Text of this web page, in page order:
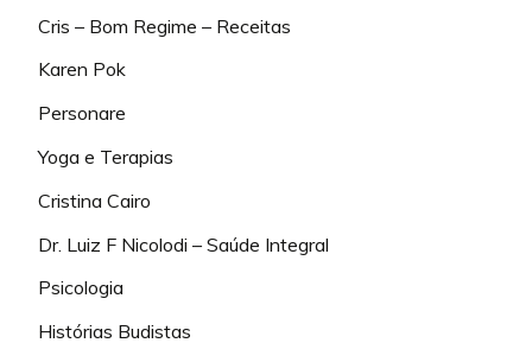
Cris – Bom Regime – Receitas
Karen Pok
Personare
Yoga e Terapias
Cristina Cairo
Dr. Luiz F Nicolodi – Saúde Integral
Psicologia
Histórias Budistas